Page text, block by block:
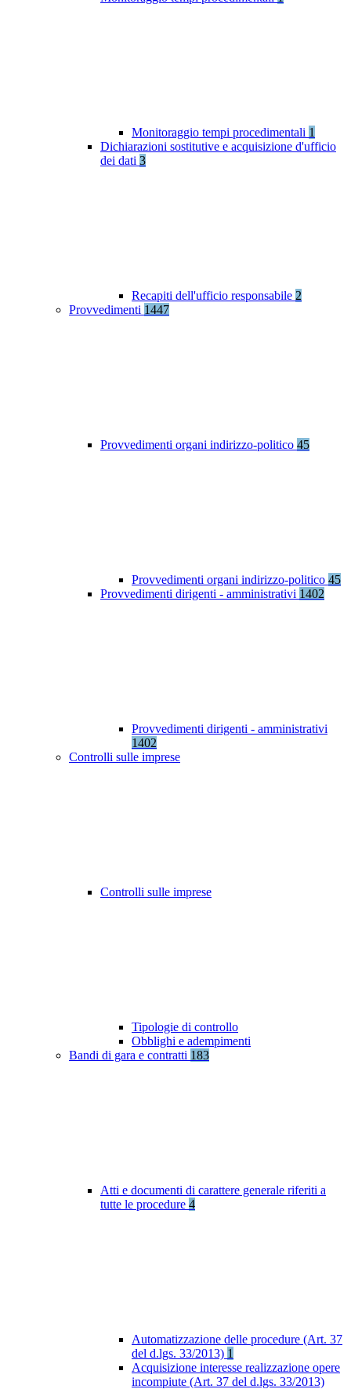
Monitoraggio tempi procedimentali 1
Dichiarazioni sostitutive e acquisizione d'ufficio
dei dati 3
Recapiti dell'ufficio responsabile 2
Provvedimenti 1447
Provvedimenti organi indirizzo-politico 45
Provvedimenti organi indirizzo-politico 45
Provvedimenti dirigenti - amministrativi 1402
Provvedimenti dirigenti - amministrativi
1402
Controlli sulle imprese
Controlli sulle imprese
Tipologie di controllo
Obblighi e adempimenti
Bandi di gara e contratti 183
Atti e documenti di carattere generale riferiti a
tutte le procedure 4
Automatizzazione delle procedure (Art. 37
del d.lgs. 33/2013) 1
Acquisizione interesse realizzazione opere
incompiute (Art. 37 del d.lgs. 33/2013)